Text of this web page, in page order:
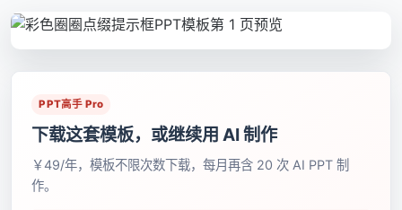
PPT高手 Pro
下载这套模板，或继续用 AI 制作
￥49/年，模板不限次数下载，每月再含 20 次 AI PPT 制
作。